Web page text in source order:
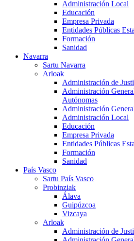
Administración Local
Educación
Empresa Privada
Entidades Públicas
Formación
Sanidad
Navarra
Sartu Navarra
Arloak
Administración de
Administración
Autónomas
Administración
Administración Local
Educación
Empresa Privada
Entidades Públicas
Formación
Sanidad
País Vasco
Sartu País Vasco
Probinziak
Álava
Guipúzcoa
Vizcaya
Arloak
Administración de